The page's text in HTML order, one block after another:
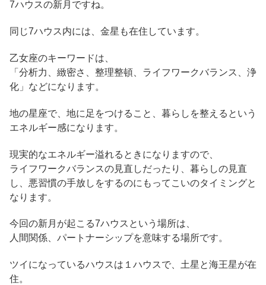
7ハウスの新月ですね。
同じ7ハウス内には、金星も在住しています。
乙女座のキーワードは、
「分析力、緻密さ、整理整頓、ライフワークバランス、浄
化」などになります。
地の星座で、地に足をつけること、暮らしを整えるという
エネルギー感になります。
現実的なエネルギー溢れるときになりますので、
ライフワークバランスの見直しだったり、暮らしの見直
し、悪習慣の手放しをするのにもってこいのタイミングと
なります。
今回の新月が起こる7ハウスという場所は、
人間関係、パートナーシップを意味する場所です。
ツイになっているハウスは１ハウスで、土星と海王星が在
住。